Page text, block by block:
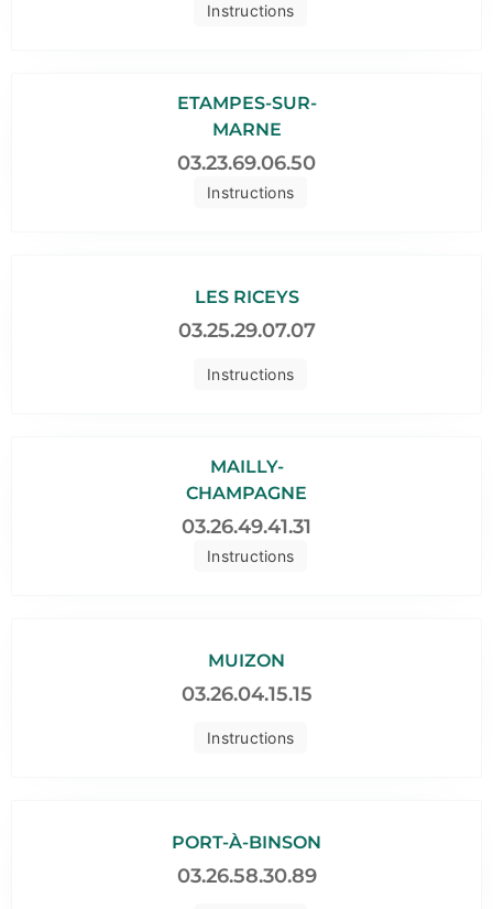
Instructions
Instructions
ETAMPES-SUR-
MARNE
03.23.69.06.50
Instructions
LES RICEYS
03.25.29.07.07
Instructions
MAILLY-
CHAMPAGNE
03.26.49.41.31
Instructions
MUIZON
03.26.04.15.15
PORT-À-BINSON
03.26.58.30.89